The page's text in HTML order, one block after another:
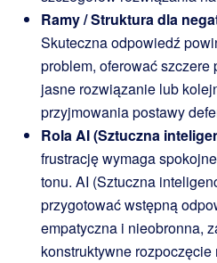
Ramy / Struktura dla
Skuteczna odpowiedź
problem, oferować
jasne rozwiązanie lub
przyjmowania postawy
Rola AI (Sztuczna
frustrację wymaga
tonu. AI (Sztuczna
przygotować wstępną
empatyczna i nieobronna,
konstruktywne